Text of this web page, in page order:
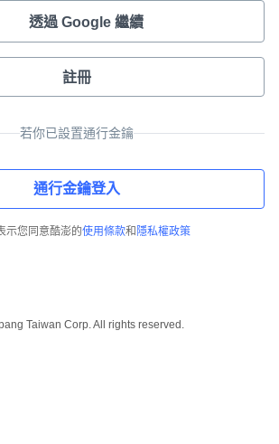
透過 Google 繼續
註冊
若你已設置通行金鑰
通行金鑰登入
示您同意酷澎的使用條款和 隱私權政策
Taiwan Corp. All rights reserved.